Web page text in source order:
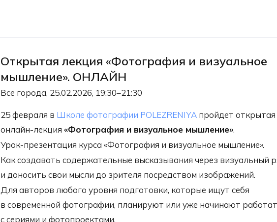
Открытая лекция «Фотография и визуальное
мышление». ОНЛАЙН
Все города, 25.02.2026, 19:30–21:30
25 февраля в Школе фотографии POLEZRENIYA пройдет открытая
онлайн-лекция«Фотография и визуальное мышление».
Урок-презентация курса «Фотография и визуальное мышление».
Как создавать содержательные высказывания через визуальный
и доносить свои мысли до зрителя посредством изображений.
Для авторов любого уровня подготовки, которые ищут себя
в современной фотографии, планируют или уже начинают
с сериями и фотопроектами.